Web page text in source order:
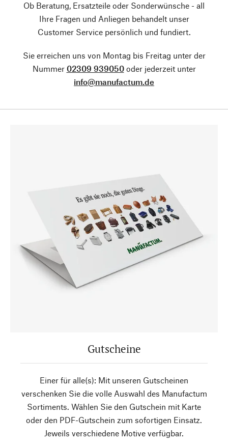
Ob Beratung, Ersatzteile oder Sonderwünsche - all
Ihre Fragen und Anliegen behandelt unser
Customer Service persönlich und fundiert.
Sie erreichen uns von Montag bis Freitag unter der
Nummer 02309 939050oder jederzeit unter
info@manufactum.de
Gutscheine
Einer für alle(s): Mit unseren Gutscheinen
verschenken Sie die volle Auswahl des Manufactum
Sortiments. Wählen Sie den Gutschein mit Karte
oder den PDF-Gutschein zum sofortigen Einsatz.
Jeweils verschiedene Motive verfügbar.